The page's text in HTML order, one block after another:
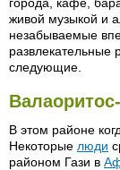
живой музыкой и
незабываемые
развлекательные
следующие.
В этом районе
Некоторые люди
районом Гази в